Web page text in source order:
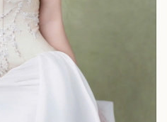
Ô tô - Xe máy